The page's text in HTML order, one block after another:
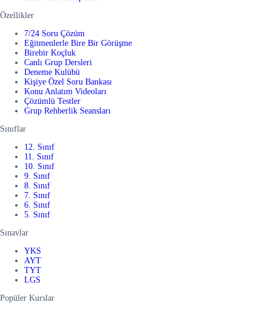
Özellikler
7/24 Soru Çözüm
Eğitmenlerle Bire Bir Görüşme
Birebir Koçluk
Canlı Grup Dersleri
Deneme Kulübü
Kişiye Özel Soru Bankası
Konu Anlatım Videoları
Çözümlü Testler
Grup Rehberlik Seansları
Sınıflar
12. Sınıf
11. Sınıf
10. Sınıf
9. Sınıf
8. Sınıf
7. Sınıf
6. Sınıf
5. Sınıf
Sınavlar
YKS
AYT
TYT
LGS
Popüler Kurslar